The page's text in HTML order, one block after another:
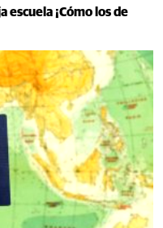
escuela ¡Cómo los de